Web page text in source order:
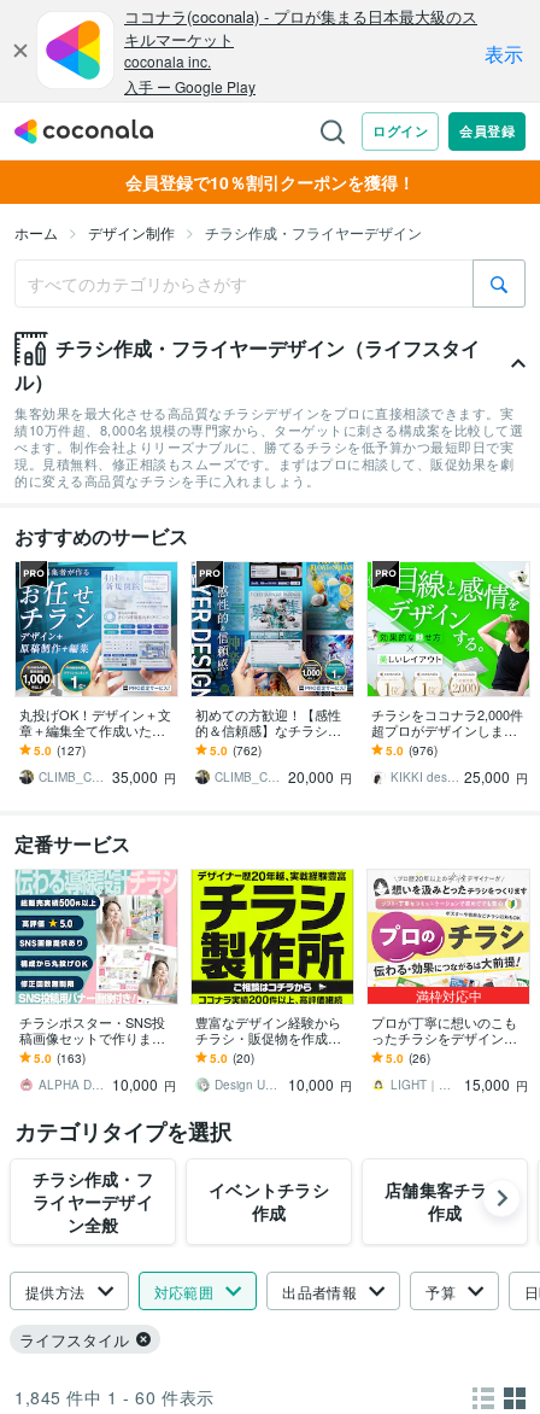
会員登録で10％割引クーポンを獲得！
ホーム デザイン制作 チラシ作成・フライヤーデザイン
チラシ作成・フライヤーデザイン（ライフスタイ
ル）
集客効果を最大化させる高品質なチラシデザインをプロに直接相談できます。実
績10万件超、8,000名規模の専門家から、ターゲットに刺さる構成案を比較して選
べます。制作会社よりリーズナブルに、勝てるチラシを低予算かつ最短即日で実
現。見積無料、修正相談もスムーズです。まずはプロに相談して、販促効果を劇
的に変える高品質なチラシを手に入れましょう。
おすすめのサービス
丸投げOK！デザイン＋文
章＋編集全て作成いたし
ます 修正無制限、ココナ
ラ評価5.0のPRO認定者の
サービス
5.0 (127)
CLIMB_CREATION 35,000 円
初めての方歓迎！【感性
的＆信頼感】なチラシ作
ります チラシ修正無制
限、ココナラ評価5.0のPR
O認定サービス
5.0 (762)
CLIMB_CREATION 20,000 円
チラシをココナラ2,000件
超プロがデザインします
美しいレイアウト、目を
惹くビジュアルのフライ
ヤー・チラシ
5.0 (976)
KIKKI design 25,000 円
定番サービス
チラシポスター・SNS投
稿画像セットで作ります
パーツ制限無し！修正回
数無制限！
5.0 (163)
ALPHA Design_RINGO
10,000 円
豊富なデザイン経験から
チラシ・販促物を作成し
ます 情報を整理し、伝わ
る紙面にデザインします
5.0 (20)
Design UNIT masunaga
10,000 円
満枠対応中
プロが丁寧に想いのこも
ったチラシをデザインま
す ロゴ・名刺デザイン・
ポスター等も承ります
5.0 (26)
LIGHT｜デザイン・イラスト
15,000 円
カテゴリタイプを選択
チラシ作成・フ
ライヤーデザイ
ン全般
イベントチラシ
作成
店舗集客チラシ
作成
提供方法 対応範囲 出品者情報 予算
ライフスタイル
1,845 件中 1 - 60 件表示